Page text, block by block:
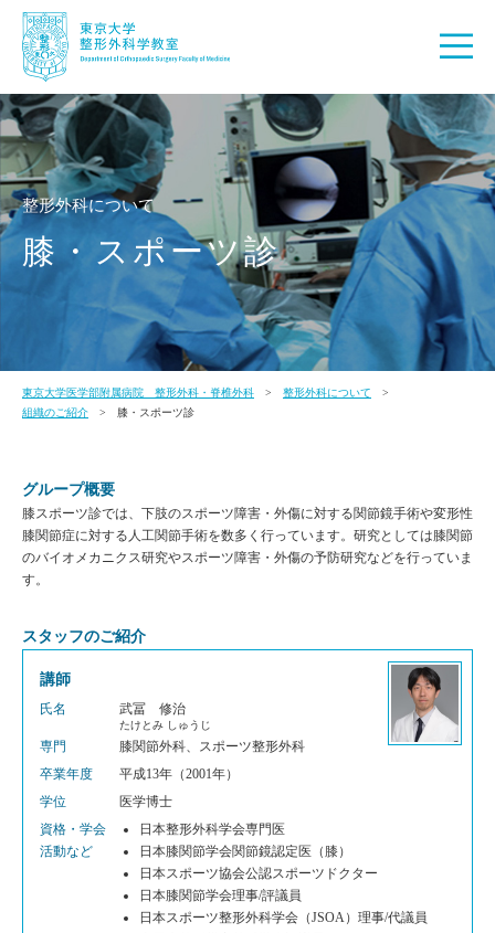
整形外科について
膝・スポーツ診
東京大学医学部附属病院 整形外科・脊椎外科
整形外科について
組織のご紹介
膝・スポーツ診
グループ概要
膝スポーツ診では、下肢のスポーツ障害・外傷に対する関節鏡手術や変形性
膝関節症に対する人工関節手術を数多く行っています。研究としては膝関節
のバイオメカニクス研究やスポーツ障害・外傷の予防研究などを行っていま
す。
スタッフのご紹介
講師
氏名 武冨 修治
たけとみ しゅうじ
専門
膝関節外科、スポーツ整形外科
卒業年度
平成13年（2001年）
学位
医学博士
資格・学会
活動など
日本整形外科学会専門医
日本膝関節学会関節鏡認定医（膝）
日本スポーツ協会公認スポーツドクター
日本膝関節学会理事/評議員
日本スポーツ整形外科学会（JSOA）理事/代議員